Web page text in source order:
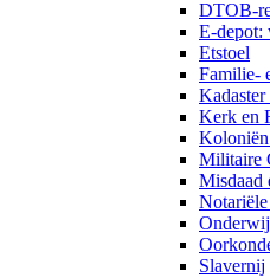
DTOB-
E-depot:
Etstoel
Familie-
Kerk en
Militaire
Misdaad
Slavernij